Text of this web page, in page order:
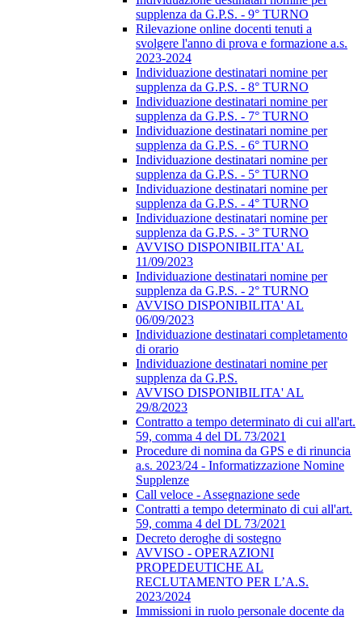
supplenza da G.P.S. - 9° TURNO
Rilevazione online docenti tenuti a
svolgere l'anno di prova e formazione a.s.
2023-2024
Individuazione destinatari nomine per
supplenza da G.P.S. - 8° TURNO
Individuazione destinatari nomine per
supplenza da G.P.S. - 7° TURNO
Individuazione destinatari nomine per
supplenza da G.P.S. - 6° TURNO
Individuazione destinatari nomine per
supplenza da G.P.S. - 5° TURNO
Individuazione destinatari nomine per
supplenza da G.P.S. - 4° TURNO
Individuazione destinatari nomine per
supplenza da G.P.S. - 3° TURNO
AVVISO DISPONIBILITA' AL
11/09/2023
Individuazione destinatari nomine per
supplenza da G.P.S. - 2° TURNO
AVVISO DISPONIBILITA' AL
06/09/2023
Individuazione destinatari completamento
di orario
Individuazione destinatari nomine per
supplenza da G.P.S.
AVVISO DISPONIBILITA' AL
29/8/2023
Contratto a tempo determinato di cui all'art.
59, comma 4 del DL 73/2021
Procedure di nomina da GPS e di rinuncia
a.s. 2023/24 - Informatizzazione Nomine
Supplenze
Call veloce - Assegnazione sede
Contratti a tempo determinato di cui all'art.
59, comma 4 del DL 73/2021
Decreto deroghe di sostegno
AVVISO - OPERAZIONI
PROPEDEUTICHE AL
RECLUTAMENTO PER L’A.S.
2023/2024
Immissioni in ruolo personale docente da